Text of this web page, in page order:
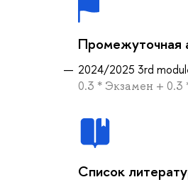
Промежуточная
2024/2025 3rd
0.3 * Экзамен + 0.3
Список